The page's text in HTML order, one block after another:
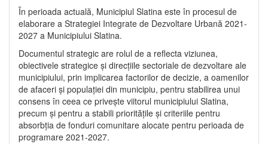
În perioada actuală, Municipiul Slatina este în procesul de
elaborare a Strategiei Integrate de Dezvoltare Urbană 2021‐
2027 a Municipiului Slatina.
Documentul strategic are rolul de a reflecta viziunea,
obiectivele strategice și direcțiile sectoriale de dezvoltare ale
municipiului, prin implicarea factorilor de decizie, a oamenilor
de afaceri și populației din municipiu, pentru stabilirea unui
consens în ceea ce privește viitorul municipiului Slatina,
precum și pentru a stabili prioritățile și criteriile pentru
absorbția de fonduri comunitare alocate pentru perioada de
programare 2021-2027.